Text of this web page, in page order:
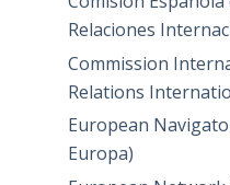
Relaciones
Commission
Relations
European
Europa)